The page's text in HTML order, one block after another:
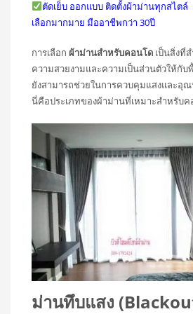
ตัดเย็บ ออกแบบ ติดตั้งผ้าม่านทุกสไต
เลือกมากมาย มืออาชีพกว่า 30ปี
การเลือก ผ้าม่านสำหรับคอนโด เป็นสิ่งที่
ความสวยงามและความเป็นส่วนตัวให้กั
ยังสามารถช่วยในการควบคุมแสงและอุ
นี่คือประเภทของผ้าม่านที่เหมาะสำหรับค
ม่านทึบแสง